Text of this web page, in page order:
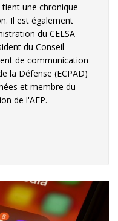
tient une chronique
Il est également
du CELSA
du Conseil
de communication
la Défense (ECPAD)
et membre du
de l'AFP.